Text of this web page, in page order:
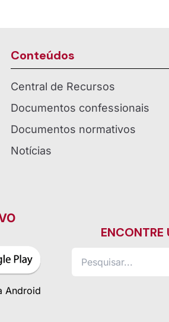
Conteúdos
Central de Recursos
Documentos confessionais
Documentos normativos
Notícias
Android
ENCONTRE